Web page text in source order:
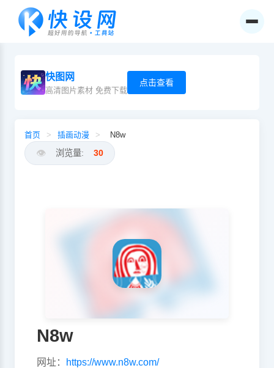
快图网
高清图片素材 免费下载
点击查看
首页 > 插画动漫 > N8w
👁️ 浏览量: 30
N8w
网址： https://www.n8w.com/